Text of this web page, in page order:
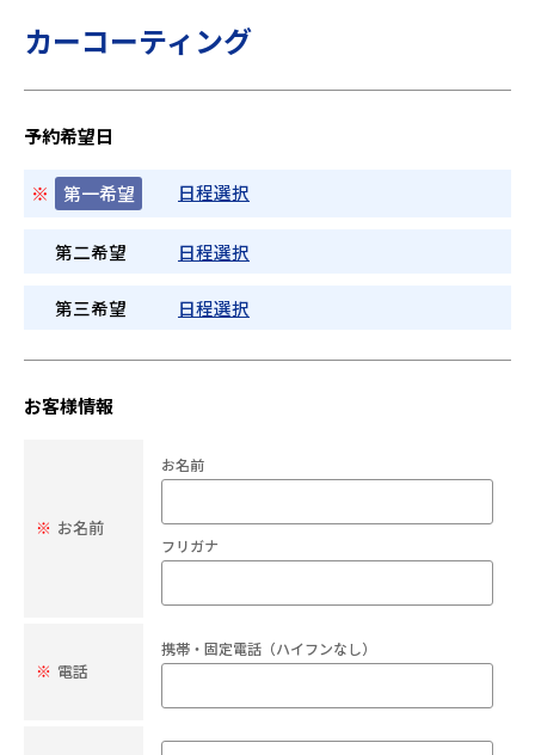
カーコーティング
予約希望日
※ 第一希望 日程選択
第二希望 日程選択
第三希望 日程選択
お客様情報
※ お名前
お名前
フリガナ
※ 電話
携帯・固定電話（ハイフンなし）